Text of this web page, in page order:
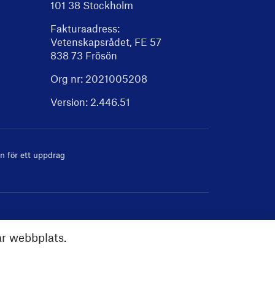
webbplats.
101 38 Stockholm
Fakturaadress:
Vetenskapsrådet, FE 57
838 73 Frösön
Org nr: 2021005208
Version: 2.446.51
för ett uppdrag